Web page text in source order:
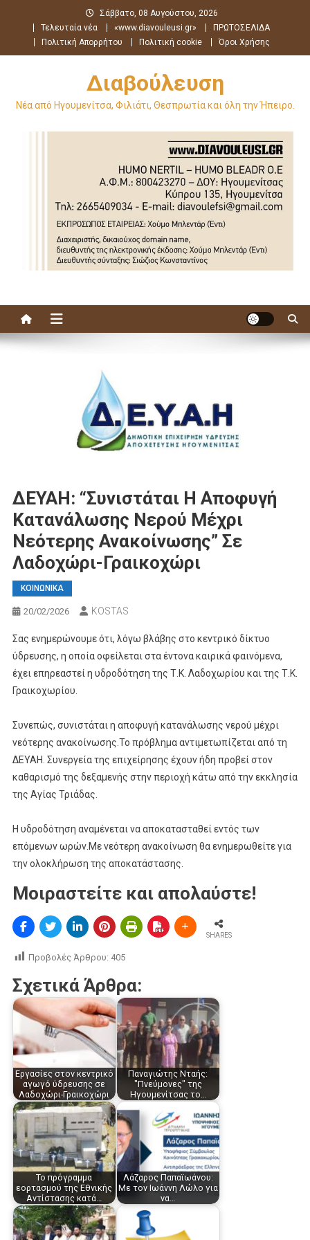
περιεχόμενο
Σάββατο, 08 Αυγούστου, 2026
Τελευταία νέα
«www.diavouleusi.gr»
ΠΡΩΤΟΣΕΛΙΔΑ
Πολιτική Απορρήτου
Πολιτική cookie Όροι Χρήσης
Διαβούλευση
Νέα από Ηγουμενίτσα, Φιλιάτι, Θεσπρωτία και όλη την Ήπειρο.
ΔEYAH: “Συνιστάται Η Αποφυγή
Κατανάλωσης Νερού Μέχρι
Νεότερης Ανακοίνωσης” Σε
Λαδοχώρι-Γραικοχώρι
ΚΟΙΝΩΝΙΚΑ
20/02/2026 KOSTAS
Σας ενημερώνουμε ότι, λόγω βλάβης στο κεντρικό δίκτυο
ύδρευσης, η οποία οφείλεται στα έντονα καιρικά φαινόμενα,
έχει επηρεαστεί η υδροδότηση της Τ.Κ. Λαδοχωρίου και της Τ.Κ.
Γραικοχωρίου.
Συνεπώς, συνιστάται η αποφυγή κατανάλωσης νερού μέχρι
νεότερης ανακοίνωσης.Το πρόβλημα αντιμετωπίζεται από τη
ΔΕΥΑΗ. Συνεργεία της επιχείρησης έχουν ήδη προβεί στον
καθαρισμό της δεξαμενής στην περιοχή κάτω από την εκκλησία
της Αγίας Τριάδας.
Η υδροδότηση αναμένεται να αποκατασταθεί εντός των
επόμενων ωρών.Με νεότερη ανακοίνωση θα ενημερωθείτε για
την ολοκλήρωση της αποκατάστασης.
Μοιραστείτε και απολαύστε!
SHARES
Προβολές Άρθρου: 405
Σχετικά Άρθρα:
Εργασίες στον κεντρικό
αγωγό ύδρευσης σε
Λαδοχώρι-Γραικοχώρι
Παναγιώτης Νταής:
"Πνεύμονες" της
Ηγουμενίτσας το…
Το πρόγραμμα
εορτασμού της Εθνικής
Αντίστασης κατά…
Λάζαρος Παπαϊωάνου:
Με τον Ιωάννη Λώλο για
να…